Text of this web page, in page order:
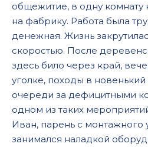
общежитие, в одну комнату
на фабрику. Работа была
денежная. Жизнь
скоростью. После
здесь било через край,
уголке, походы в
очереди за дефицитными
одном из таких
Иван, парень с монтажного
занимался наладкой